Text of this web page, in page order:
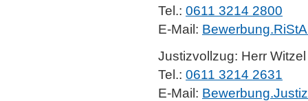
Tel.: 0611 3214 2800
E-Mail:
Justizvollzug: Herr Witzel
Tel.: 0611 3214 2631
E-Mail: